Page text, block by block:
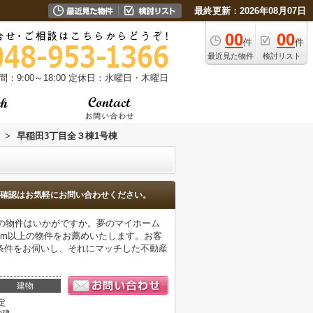
最終更新：2026年08月07日
00件
最近見た物件
00件
検討リスト
：9:00～18:00 定休日：水曜日・木曜日
> 早稲田3丁目全３棟1号棟
認はお気軽にお問い合わせください。
物件はいかがですか。夢のマイホーム
以上の物件をお薦めいたします。お客
をお伺いし、それにマッチした不動産
建物